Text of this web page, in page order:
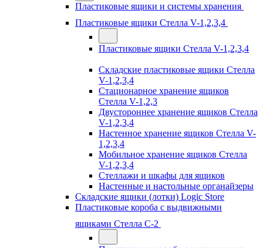
Пластиковые ящики и системы хранения
Пластиковые ящики Стелла V-1,2,3,4
Пластиковые ящики Стелла V-1,2,3,4
Складские пластиковые ящики Стелла
V-1,2,3,4
Стационарное хранение ящиков
Стелла V-1,2,3
Двустороннее хранение ящиков Стелла
V-1,2,3,4
Настенное хранение ящиков Стелла V-
1,2,3,4
Мобильное хранение ящиков Стелла
V-1,2,3,4
Стеллажи и шкафы для ящиков
Настенные и настольные органайзеры
Складские ящики (лотки) Logiс Store
Пластиковые короба с выдвижными
ящиками Стелла С-2